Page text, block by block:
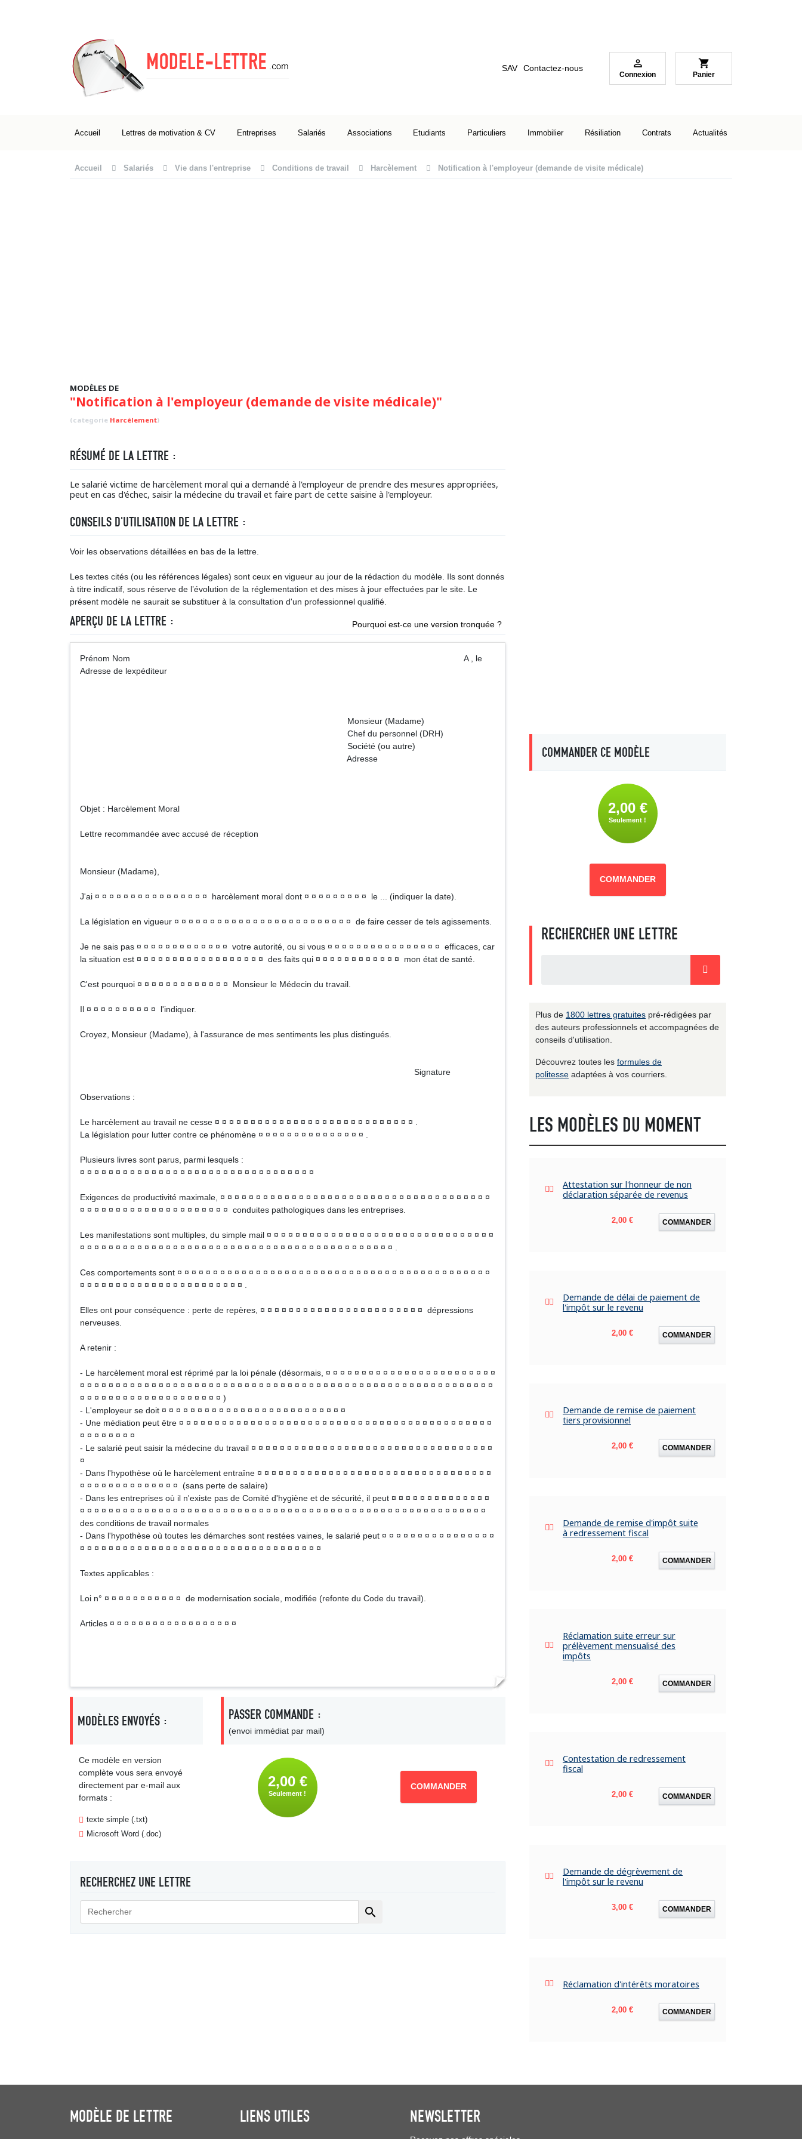
SAV Contactez-nous 
Connexion
shopping_cart
Panier
Accueil Lettres de motivation & CV Entreprises Salariés Associations Etudiants Particuliers Immobilier Résiliation Contrats Actualités
Accueil Salariés Vie dans l'entreprise Conditions de travail Harcèlement Notification à l'employeur (demande de visite médicale)
MODÈLES DE
"Notification à l'employeur (demande de visite médicale)"
(categorie Harcèlement)
RÉSUMÉ DE LA LETTRE :
Le salarié victime de harcèlement moral qui a demandé à l'employeur de prendre des mesures appropriées,
peut en cas d'échec, saisir la médecine du travail et faire part de cette saisine à l'employeur.
CONSEILS D'UTILISATION DE LA LETTRE :
Voir les observations détaillées en bas de la lettre.
Les textes cités (ou les références légales) sont ceux en vigueur au jour de la rédaction du modèle. Ils sont donnés
à titre indicatif, sous réserve de l’évolution de la réglementation et des mises à jour effectuées par le site. Le
présent modèle ne saurait se substituer à la consultation d'un professionnel qualifié.
APERÇU DE LA LETTRE : Pourquoi est-ce une version tronquée ?
Prénom Nom A , le
Adresse de lexpéditeur
Monsieur (Madame)
Chef du personnel (DRH)
Société (ou autre)
Adresse
Objet : Harcèlement Moral
Lettre recommandée avec accusé de réception
Monsieur (Madame),
J'ai ¤ ¤ ¤ ¤ ¤ ¤ ¤ ¤ ¤ ¤ ¤ ¤ ¤ ¤ ¤ ¤ harcèlement moral dont ¤ ¤ ¤ ¤ ¤ ¤ ¤ ¤ ¤ le ... (indiquer la date).
La législation en vigueur ¤ ¤ ¤ ¤ ¤ ¤ ¤ ¤ ¤ ¤ ¤ ¤ ¤ ¤ ¤ ¤ ¤ ¤ ¤ ¤ ¤ ¤ ¤ ¤ ¤ de faire cesser de tels agissements.
Je ne sais pas ¤ ¤ ¤ ¤ ¤ ¤ ¤ ¤ ¤ ¤ ¤ ¤ ¤ votre autorité, ou si vous ¤ ¤ ¤ ¤ ¤ ¤ ¤ ¤ ¤ ¤ ¤ ¤ ¤ ¤ ¤ ¤ efficaces, car
la situation est ¤ ¤ ¤ ¤ ¤ ¤ ¤ ¤ ¤ ¤ ¤ ¤ ¤ ¤ ¤ ¤ ¤ ¤ des faits qui ¤ ¤ ¤ ¤ ¤ ¤ ¤ ¤ ¤ ¤ ¤ ¤ mon état de santé.
C'est pourquoi ¤ ¤ ¤ ¤ ¤ ¤ ¤ ¤ ¤ ¤ ¤ ¤ ¤ Monsieur le Médecin du travail.
Il ¤ ¤ ¤ ¤ ¤ ¤ ¤ ¤ ¤ ¤ l'indiquer.
Croyez, Monsieur (Madame), à l'assurance de mes sentiments les plus distingués.
Signature
Observations :
Le harcèlement au travail ne cesse ¤ ¤ ¤ ¤ ¤ ¤ ¤ ¤ ¤ ¤ ¤ ¤ ¤ ¤ ¤ ¤ ¤ ¤ ¤ ¤ ¤ ¤ ¤ ¤ ¤ ¤ ¤ ¤ .
La législation pour lutter contre ce phénomène ¤ ¤ ¤ ¤ ¤ ¤ ¤ ¤ ¤ ¤ ¤ ¤ ¤ ¤ ¤ .
Plusieurs livres sont parus, parmi lesquels :
¤ ¤ ¤ ¤ ¤ ¤ ¤ ¤ ¤ ¤ ¤ ¤ ¤ ¤ ¤ ¤ ¤ ¤ ¤ ¤ ¤ ¤ ¤ ¤ ¤ ¤ ¤ ¤ ¤ ¤ ¤ ¤ ¤
Exigences de productivité maximale, ¤ ¤ ¤ ¤ ¤ ¤ ¤ ¤ ¤ ¤ ¤ ¤ ¤ ¤ ¤ ¤ ¤ ¤ ¤ ¤ ¤ ¤ ¤ ¤ ¤ ¤ ¤ ¤ ¤ ¤ ¤ ¤ ¤ ¤ ¤ ¤ ¤ ¤
¤ ¤ ¤ ¤ ¤ ¤ ¤ ¤ ¤ ¤ ¤ ¤ ¤ ¤ ¤ ¤ ¤ ¤ ¤ ¤ ¤ conduites pathologiques dans les entreprises.
Les manifestations sont multiples, du simple mail ¤ ¤ ¤ ¤ ¤ ¤ ¤ ¤ ¤ ¤ ¤ ¤ ¤ ¤ ¤ ¤ ¤ ¤ ¤ ¤ ¤ ¤ ¤ ¤ ¤ ¤ ¤ ¤ ¤ ¤ ¤ ¤
¤ ¤ ¤ ¤ ¤ ¤ ¤ ¤ ¤ ¤ ¤ ¤ ¤ ¤ ¤ ¤ ¤ ¤ ¤ ¤ ¤ ¤ ¤ ¤ ¤ ¤ ¤ ¤ ¤ ¤ ¤ ¤ ¤ ¤ ¤ ¤ ¤ ¤ ¤ ¤ ¤ ¤ ¤ ¤ .
Ces comportements sont ¤ ¤ ¤ ¤ ¤ ¤ ¤ ¤ ¤ ¤ ¤ ¤ ¤ ¤ ¤ ¤ ¤ ¤ ¤ ¤ ¤ ¤ ¤ ¤ ¤ ¤ ¤ ¤ ¤ ¤ ¤ ¤ ¤ ¤ ¤ ¤ ¤ ¤ ¤ ¤ ¤ ¤ ¤ ¤
¤ ¤ ¤ ¤ ¤ ¤ ¤ ¤ ¤ ¤ ¤ ¤ ¤ ¤ ¤ ¤ ¤ ¤ ¤ ¤ ¤ ¤ ¤ .
Elles ont pour conséquence : perte de repères, ¤ ¤ ¤ ¤ ¤ ¤ ¤ ¤ ¤ ¤ ¤ ¤ ¤ ¤ ¤ ¤ ¤ ¤ ¤ ¤ ¤ ¤ ¤ dépressions
nerveuses.
A retenir :
- Le harcèlement moral est réprimé par la loi pénale (désormais, ¤ ¤ ¤ ¤ ¤ ¤ ¤ ¤ ¤ ¤ ¤ ¤ ¤ ¤ ¤ ¤ ¤ ¤ ¤ ¤ ¤ ¤ ¤ ¤
¤ ¤ ¤ ¤ ¤ ¤ ¤ ¤ ¤ ¤ ¤ ¤ ¤ ¤ ¤ ¤ ¤ ¤ ¤ ¤ ¤ ¤ ¤ ¤ ¤ ¤ ¤ ¤ ¤ ¤ ¤ ¤ ¤ ¤ ¤ ¤ ¤ ¤ ¤ ¤ ¤ ¤ ¤ ¤ ¤ ¤ ¤ ¤ ¤ ¤ ¤ ¤ ¤ ¤ ¤ ¤ ¤ ¤
¤ ¤ ¤ ¤ ¤ ¤ ¤ ¤ ¤ ¤ ¤ ¤ ¤ ¤ ¤ ¤ ¤ ¤ ¤ ¤ )
- L'employeur se doit ¤ ¤ ¤ ¤ ¤ ¤ ¤ ¤ ¤ ¤ ¤ ¤ ¤ ¤ ¤ ¤ ¤ ¤ ¤ ¤ ¤ ¤ ¤ ¤ ¤ ¤
- Une médiation peut être ¤ ¤ ¤ ¤ ¤ ¤ ¤ ¤ ¤ ¤ ¤ ¤ ¤ ¤ ¤ ¤ ¤ ¤ ¤ ¤ ¤ ¤ ¤ ¤ ¤ ¤ ¤ ¤ ¤ ¤ ¤ ¤ ¤ ¤ ¤ ¤ ¤ ¤ ¤ ¤ ¤ ¤ ¤ ¤
¤ ¤ ¤ ¤ ¤ ¤ ¤ ¤
- Le salarié peut saisir la médecine du travail ¤ ¤ ¤ ¤ ¤ ¤ ¤ ¤ ¤ ¤ ¤ ¤ ¤ ¤ ¤ ¤ ¤ ¤ ¤ ¤ ¤ ¤ ¤ ¤ ¤ ¤ ¤ ¤ ¤ ¤ ¤ ¤ ¤ ¤
¤
- Dans l'hypothèse où le harcèlement entraîne ¤ ¤ ¤ ¤ ¤ ¤ ¤ ¤ ¤ ¤ ¤ ¤ ¤ ¤ ¤ ¤ ¤ ¤ ¤ ¤ ¤ ¤ ¤ ¤ ¤ ¤ ¤ ¤ ¤ ¤ ¤ ¤ ¤
¤ ¤ ¤ ¤ ¤ ¤ ¤ ¤ ¤ ¤ ¤ ¤ ¤ ¤ (sans perte de salaire)
- Dans les entreprises où il n'existe pas de Comité d'hygiène et de sécurité, il peut ¤ ¤ ¤ ¤ ¤ ¤ ¤ ¤ ¤ ¤ ¤ ¤ ¤ ¤
¤ ¤ ¤ ¤ ¤ ¤ ¤ ¤ ¤ ¤ ¤ ¤ ¤ ¤ ¤ ¤ ¤ ¤ ¤ ¤ ¤ ¤ ¤ ¤ ¤ ¤ ¤ ¤ ¤ ¤ ¤ ¤ ¤ ¤ ¤ ¤ ¤ ¤ ¤ ¤ ¤ ¤ ¤ ¤ ¤ ¤ ¤ ¤ ¤ ¤ ¤ ¤ ¤ ¤ ¤ ¤ ¤
des conditions de travail normales
- Dans l'hypothèse où toutes les démarches sont restées vaines, le salarié peut ¤ ¤ ¤ ¤ ¤ ¤ ¤ ¤ ¤ ¤ ¤ ¤ ¤ ¤ ¤ ¤
¤ ¤ ¤ ¤ ¤ ¤ ¤ ¤ ¤ ¤ ¤ ¤ ¤ ¤ ¤ ¤ ¤ ¤ ¤ ¤ ¤ ¤ ¤ ¤ ¤ ¤ ¤ ¤ ¤ ¤ ¤ ¤ ¤ ¤
Textes applicables :
Loi n° ¤ ¤ ¤ ¤ ¤ ¤ ¤ ¤ ¤ ¤ ¤ de modernisation sociale, modifiée (refonte du Code du travail).
Articles ¤ ¤ ¤ ¤ ¤ ¤ ¤ ¤ ¤ ¤ ¤ ¤ ¤ ¤ ¤ ¤ ¤ ¤
MODÈLES ENVOYÉS :
Ce modèle en version
complète vous sera envoyé
directement par e-mail aux
formats :
texte simple (.txt)
Microsoft Word (.doc)
PASSER COMMANDE :
(envoi immédiat par mail)
2,00 €
Seulement !
COMMANDER
RECHERCHEZ UNE LETTRE

COMMANDER CE MODÈLE
2,00 €
Seulement !
COMMANDER
RECHERCHER UNE LETTRE
Plus de 1800 lettres gratuites pré-rédigées par
des auteurs professionnels et accompagnées de
conseils d'utilisation.
Découvrez toutes les formules de
politesse adaptées à vos courriers.
LES MODÈLES DU MOMENT
Attestation sur l'honneur de non
déclaration séparée de revenus
Prix
2,00 € COMMANDER
Demande de délai de paiement de
l'impôt sur le revenu
Prix
2,00 € COMMANDER
Demande de remise de paiement
tiers provisionnel
Prix
2,00 € COMMANDER
Demande de remise d'impôt suite
à redressement fiscal
Prix
2,00 € COMMANDER
Réclamation suite erreur sur
prélèvement mensualisé des
impôts
Prix
2,00 € COMMANDER
Contestation de redressement
fiscal
Prix
2,00 € COMMANDER
Demande de dégrèvement de
l'impôt sur le revenu
Prix
3,00 € COMMANDER
Réclamation d'intérêts moratoires
Prix
2,00 € COMMANDER
MODÈLE DE LETTRE LIENS UTILES NEWSLETTER